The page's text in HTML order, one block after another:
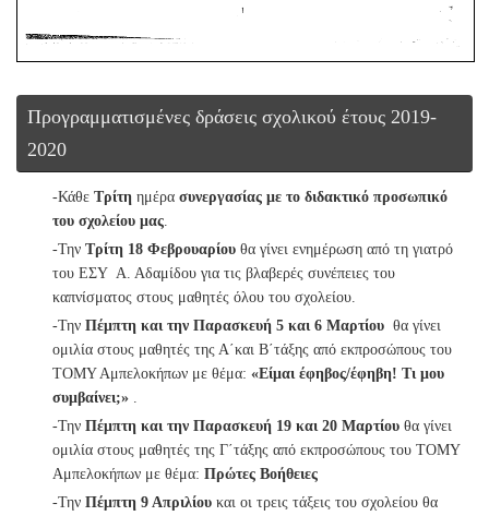
Προγραμματισμένες δράσεις σχολικού έτους 2019-
2020
-Κάθε Τρίτη ημέρα συνεργασίας με το διδακτικό προσωπικό
του σχολείου μας
-Την Τρίτη 18 Φεβρουαρίου θα γίνει ενημέρωση από τη γιατρό
του ΕΣΥ Α. Αδαμίδου για τις βλαβερές συνέπειες του
καπνίσματος στους μαθητές όλου του σχολείου.
-Την Πέμπτη και την Παρασκευή 5 και 6 Μαρτίου θα γίνει
ομιλία στους μαθητές της Α΄και Β΄τάξης από εκπροσώπους του
ΤΟΜΥ Αμπελοκήπων με θέμα: «Είμαι έφηβος/έφηβη! Τι μου
συμβαίνει;»
-Την Πέμπτη και την Παρασκευή 19 και 20 Μαρτίου θα γίνει
ομιλία στους μαθητές της Γ΄τάξης από εκπροσώπους του ΤΟΜΥ
Αμπελοκήπων με θέμα: Πρώτες Βοήθειες
-Την Πέμπτη 9 Απριλίου και οι τρεις τάξεις του σχολείου θα